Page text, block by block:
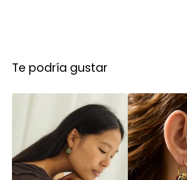
Te podría gustar